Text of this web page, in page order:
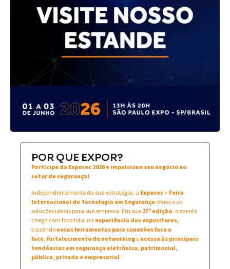
POR QUE EXPOR?
Participe da Exposec 2026 e impulsione seu negócio no
setor de segurança!
Independentemente da sua estratégia, a Exposec – Feira
Internacional de Tecnologia em Segurança oferece as
soluções ideais para sua empresa. Em sua 27ª edição, o evento
chega com foco total na experiência dos expositores,
trazendonovas ferramentas para conexões face a
face,fortalecimento de networkingeacesso às principais
tendências em segurança eletrônica, patrimonial,
pública, privada e empresarial.